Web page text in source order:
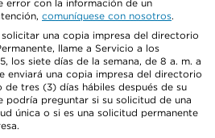
error con la información de un
comuníquese con nosotros.
una copia impresa del directorio
llame a Servicio a los
los siete días de la semana, de 8 a. m. a
enviará una copia impresa del directorio
tres (3) días hábiles después de su
podría preguntar si su solicitud de una
única o si es una solicitud permanente